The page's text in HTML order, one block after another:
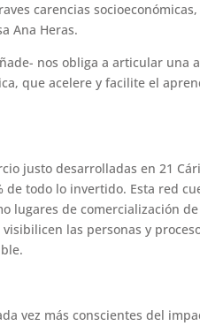
carencias
Ana Heras.
nos obliga a articular
que acelere y facilite el
justo desarrolladas en 21
de todo lo invertido. Esta red
lugares de comercialización
las personas y
vez más conscientes del